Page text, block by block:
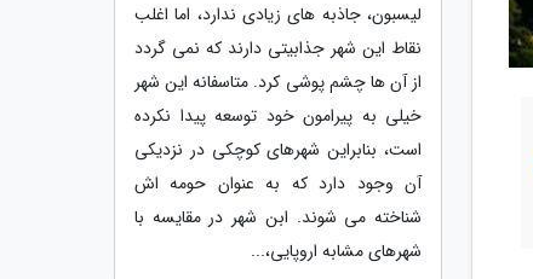
لیسبون، جاذبه های زیادی ندارد، اما اغلب
نقاط این شهر جذابیتی دارند که نمی گردد
از آن ها چشم پوشی کرد. متاسفانه این شهر
خیلی به پیرامون خود توسعه پیدا نکرده
است، بنابراین شهرهای کوچکی در نزدیکی
آن وجود دارد که به عنوان حومه اش
شناخته می شوند. ابن شهر در مقایسه با
شهرهای مشابه اروپایی،...